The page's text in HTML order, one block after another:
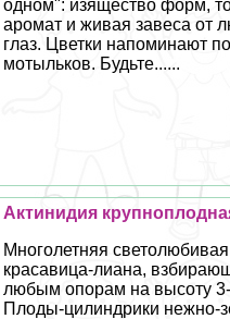
одном": изящество форм,
аромат и живая завеса от
глаз. Цветки напоминают
мотыльков. Будьте......
Актинидия
Многолетняя
красавица-лиана,
любым опорам на высоту
Плоды-цилиндрики нежно-